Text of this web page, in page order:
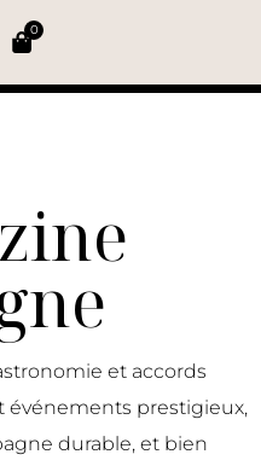
0
et accords
événements prestigieux,
durable, et bien